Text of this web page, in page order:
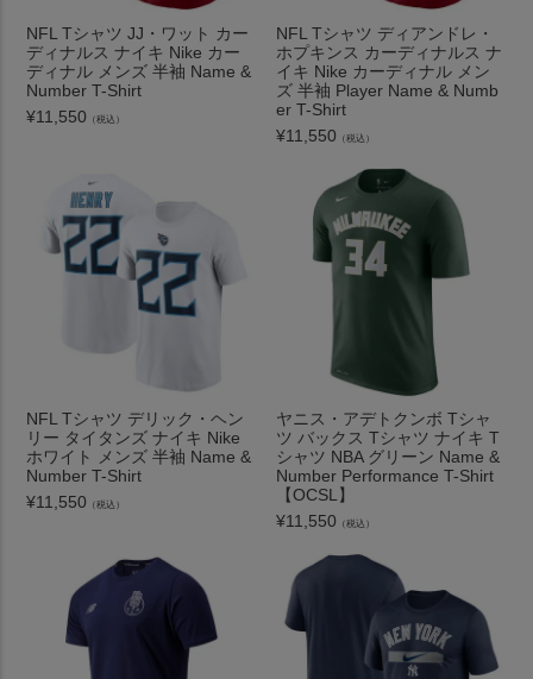
NFL Tシャツ JJ・ワット カー
ディナルス ナイキ Nike カー
ディナル メンズ 半袖 Name &
Number T-Shirt
¥11,550 （税込）
NFL Tシャツ ディアンドレ・
ホプキンス カーディナルス ナ
イキ Nike カーディナル メン
ズ 半袖 Player Name & Numb
er T-Shirt
¥11,550 （税込）
NFL Tシャツ デリック・ヘン
リー タイタンズ ナイキ Nike
ホワイト メンズ 半袖 Name &
Number T-Shirt
¥11,550 （税込）
ヤニス・アデトクンボ Tシャ
ツ バックス Tシャツ ナイキ T
シャツ NBA グリーン Name &
Number Performance T-Shirt
【OCSL】
¥11,550 （税込）